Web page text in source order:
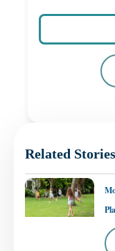
Related Stories